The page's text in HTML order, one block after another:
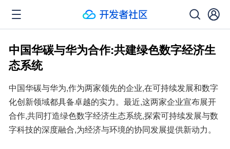
中国华碳与华为合作:共建绿色数字经济生
态系统
中国华碳与华为,作为两家领先的企业,在可持续发展和数字
化创新领域都具备卓越的实力。最近,这两家企业宣布展开
合作,共同打造绿色数字经济生态系统,探索可持续发展与数
字科技的深度融合,为经济与环境的协同发展提供新动力。